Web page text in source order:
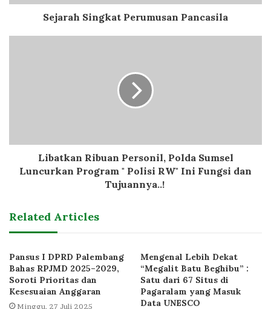
Sejarah Singkat Perumusan Pancasila
Libatkan Ribuan Personil, Polda Sumsel
Luncurkan Program " Polisi RW" Ini Fungsi dan
Tujuannya..!
Related Articles
Pansus I DPRD Palembang
Bahas RPJMD 2025–2029,
Soroti Prioritas dan
Kesesuaian Anggaran
Minggu, 27 Juli 2025
Mengenal Lebih Dekat
“Megalit Batu Beghibu” :
Satu dari 67 Situs di
Pagaralam yang Masuk
Data UNESCO